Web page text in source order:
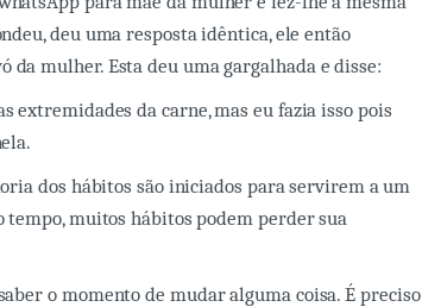
deu uma resposta idêntica, ele então
mulher. Esta deu uma gargalhada e disse:
extremidades da carne, mas eu fazia isso pois
dos hábitos são iniciados para servirem a um
tempo, muitos hábitos podem perder sua
o momento de mudar alguma coisa. É preciso